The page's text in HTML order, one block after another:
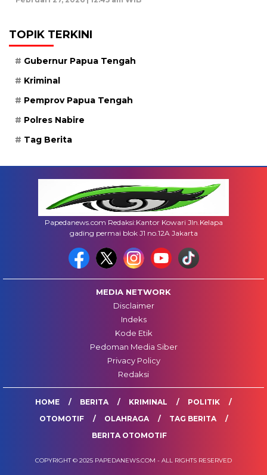
TOPIK TERKINI
Gubernur Papua Tengah
Kriminal
Pemprov Papua Tengah
Polres Nabire
Tag Berita
Papedanews.com Redaksi:Kantor Kowari Jln.Kelapa
gading permai blok J1 no.12A Jakarta
MEDIA NETWORK
Disclaimer
Indeks
Kode Etik
Pedoman Media Siber
Privacy Policy
Redaksi
HOME BERITA KRIMINAL
POLITIK
OTOMOTIF
OLAHRAGA
TAG BERITA
BERITA OTOMOTIF
COPYRIGHT © 2025 PAPEDANEWS.COM - ALL RIGHTS RESERVED